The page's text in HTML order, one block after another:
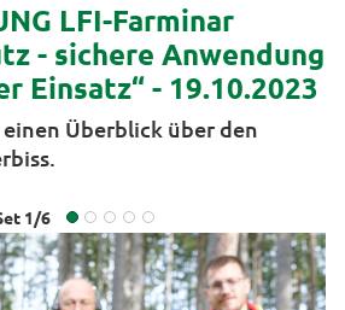
LFI-Farminar
- sichere Anwendung
Einsatz“ - 19.10.2023
Überblick über den
1/6